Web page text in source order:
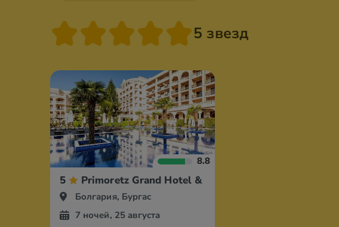
5 звезд
8.8
5 Primoretz Grand Hotel & Spa
Болгария, Бургас
7 ночей, 25 августа